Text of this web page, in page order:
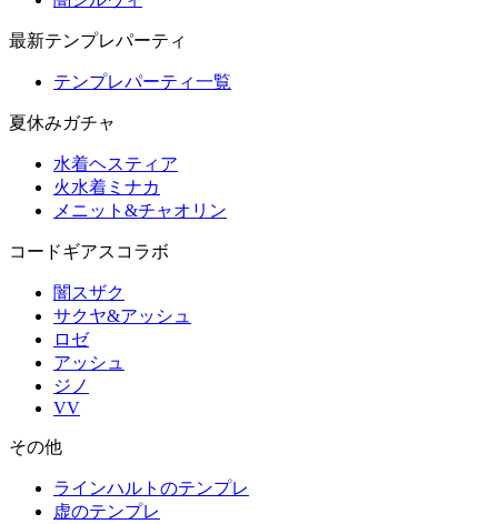
最新テンプレパーティ
テンプレパーティ一覧
夏休みガチャ
水着ヘスティア
火水着ミナカ
メニット&チャオリン
コードギアスコラボ
闇スザク
サクヤ&アッシュ
ロゼ
アッシュ
ジノ
VV
その他
ラインハルトのテンプレ
虚のテンプレ